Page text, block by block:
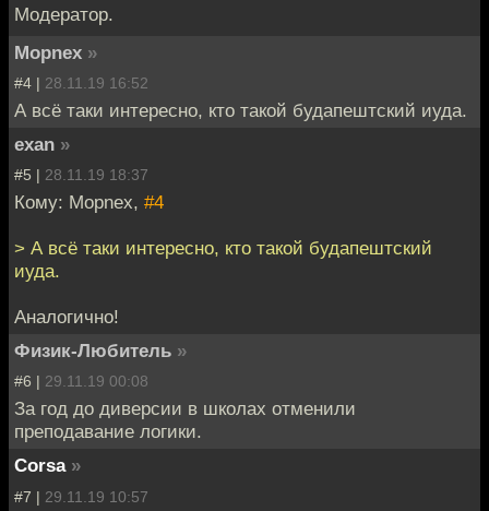
Модератор.
Mоpnex »
#4 | 28.11.19 16:52
А всё таки интересно, кто такой будапештский иуда.
exan »
#5 | 28.11.19 18:37
Кому: Mоpnex, #4
> А всё таки интересно, кто такой будапештский
иуда.
Аналогично!
Физик-Любитель »
#6 | 29.11.19 00:08
За год до диверсии в школах отменили
преподавание логики.
Corsa »
#7 | 29.11.19 10:57